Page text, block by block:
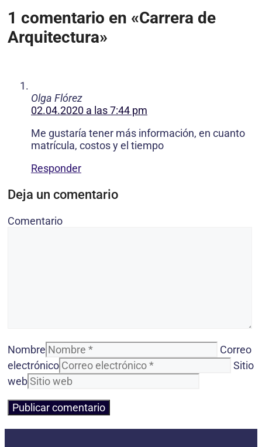
1 comentario en «Carrera de
Arquitectura»
Olga Flórez
02.04.2020 a las 7:44 pm
Me gustaría tener más información, en cuanto
matrícula, costos y el tiempo
Responder
Deja un comentario
Comentario
Nombre
Correo
electrónico
Sitio
web